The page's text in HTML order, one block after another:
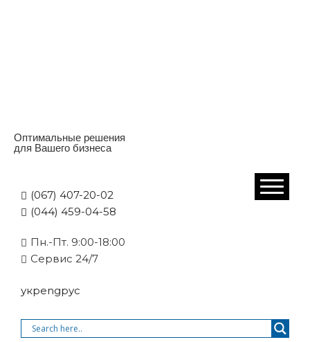
Оптимальные решения
для Вашего бизнеса
(067) 407-20-02
(044) 459-04-58
Пн.-Пт. 9:00-18:00
Cервис 24/7
укрengрус